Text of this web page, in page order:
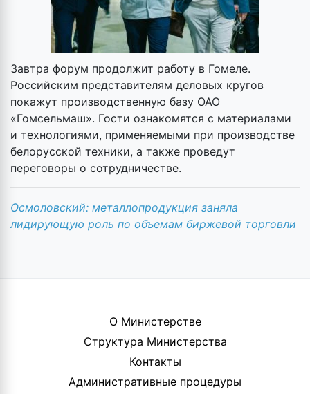
Завтра форум продолжит работу в Гомеле.
Российским представителям деловых кругов
покажут производственную базу ОАО
«Гомсельмаш». Гости ознакомятся с материалами
и технологиями, применяемыми при производстве
белорусской техники, а также проведут
переговоры о сотрудничестве.
Осмоловский: металлопродукция заняла
лидирующую роль по объемам биржевой торговли
О Министерстве
Структура Министерства
Контакты
Административные процедуры